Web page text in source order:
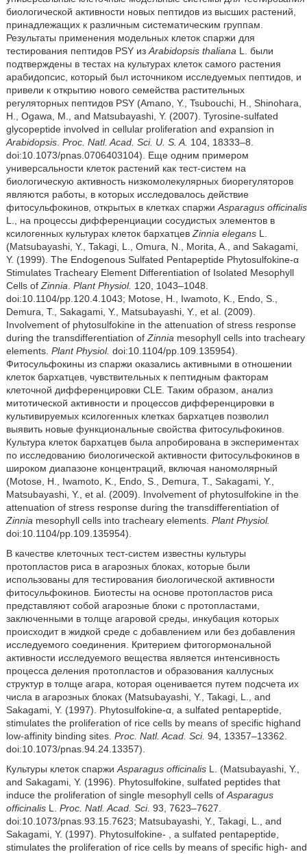
биологической активности новых пептидов из высших растений,
принадлежащих к различным систематическим группам.
Результаты применения модельных клеток спаржи для
тестирования пептидов PSY из Arabidopsis thaliana L. были
подтверждены в тестах на культурах клеток самого растения
арабидопсис, который был источником исследуемых пептидов, и
привели к открытию нового семейства растительных
регуляторных пептидов PSY (Amano, Y., Tsubouchi, H., Shinohara,
H., Ogawa, M., and Matsubayashi, Y. (2007). Tyrosine-sulfated
glycopeptide involved in cellular proliferation and expansion in
Arabidopsis. Proc. Natl. Acad. Sci. U. S. A. 104, 18333–8.
doi:10.1073/pnas.0706403104). Еще одним примером
универсальности клеток растений как тест-систем на
биологическую активность низкомолекулярных биорегуляторов
являются работы, в которых исследовалось действие
фитосульфокинов, открытых в клетках спаржи Asparagus officinalis
L., на процессы дифференциации сосудистых элементов в
ксилогенных культурах клеток бархатцев Zinnia elegans L.
(Matsubayashi, Y., Takagi, L., Omura, N., Morita, A., and Sakagami,
Y. (1999). The Endogenous Sulfated Pentapeptide Phytosulfokine-α
Stimulates Tracheary Element Differentiation of Isolated Mesophyll
Cells of Zinnia Plant Physiol. 120, 1043–1048.
doi:10.1104/pp.120.4.1043; Motose, H., Iwamoto, K., Endo, S.,
Demura, T., Sakagami, Y., Matsubayashi, Y., et al. (2009).
Involvement of phytosulfokine in the attenuation of stress response
during the transdifferentiation of Zinnia mesophyll cells into tracheary
elements. Plant Physiol. doi:10.1104/pp.109.135954).
Фитосульфокины из спаржи оказались активными в отношении
клеток бархатцев, чувствительных к пептидным факторам
клеточной дифференцировки CLE. Таким образом, анализ
митотической активности и процессов дифференцировки в
культивируемых ксилогенных клетках бархатцев позволил
выявить новые функциональные свойства фитосульфокинов.
Культура клеток бархатцев была апробирована в экспериментах
по исследованию биологической активности фитосульфокинов в
широком диапазоне концентраций, включая наномолярный
(Motose, H., Iwamoto, K., Endo, S., Demura, T., Sakagami, Y.,
Matsubayashi, Y., et al. (2009). Involvement of phytosulfokine in the
attenuation of stress response during the transdifferentiation of
Zinnia mesophyll cells into tracheary elements. Plant Physiol.
doi:10.1104/pp.109.135954).
В качестве клеточных тест-систем известны культуры
протопластов риса в агарозных блоках, которые были
использованы для тестирования биологической активности
фитосульфокинов. Биотесты на основе протопластов риса
представляют собой агарозные блоки с протопластами,
заключенными в толще агаровой среды, инкубация которых
происходит в жидкой среде с добавлением или без добавления
исследуемого соединения. Критерием фитогормональной
активности исследуемого вещества является интенсивность
процесса деления протопластов и образования каллусных
структур в толще агара, которая оценивается путем подсчета их
числа в агарозных блоках (Matsubayashi, Y., Takagi, L., and
Sakagami, Y. (1997). Phytosulfokine-α, a sulfated pentapeptide,
stimulates the proliferation of rice cells by means of specific highand
low-affinity binding sites. Proc. Natl. Acad. Sci. 94, 13357–13362.
doi:10.1073/pnas.94.24.13357).
Культуры клеток спаржи Asparagus officinalis L. (Matsubayashi, Y.,
and Sakagami, Y. (1996). Phytosulfokine, sulfated peptides that
induce the proliferation of single mesophyll cells of Asparagus
officinalis L. Proc. Natl. Acad. Sci. 93, 7623–7627.
doi:10.1073/pnas.93.15.7623; Matsubayashi, Y., Takagi, L., and
Sakagami, Y. (1997). Phytosulfokine- , a sulfated pentapeptide,
stimulates the proliferation of rice cells by means of specific high- and